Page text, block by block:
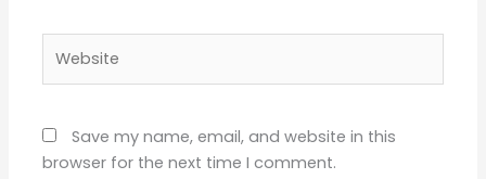
Save my name, email, and website in this
browser for the next time I comment.